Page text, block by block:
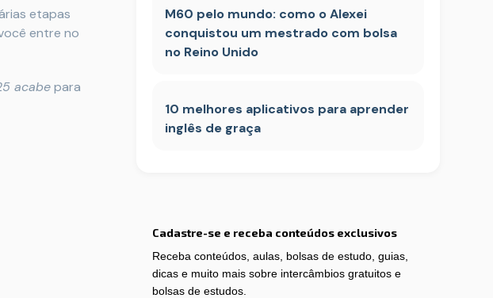
etapas
entre no
acabepara
M60 pelo mundo: como o Alexei
conquistou um mestrado com bolsa
no Reino Unido
10 melhores aplicativos para aprender
inglês de graça
Cadastre-se e receba conteúdos exclusivos
Receba conteúdos, aulas, bolsas de estudo, guias,
dicas e muito mais sobre intercâmbios gratuitos e
bolsas de estudos.